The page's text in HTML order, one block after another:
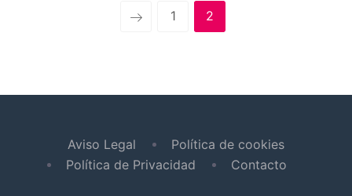
1 2
Aviso Legal
Política de cookies
Política de Privacidad
Contacto